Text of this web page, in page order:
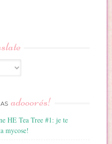
adooorés!
HE Tea Tree #1: je te
mycose!